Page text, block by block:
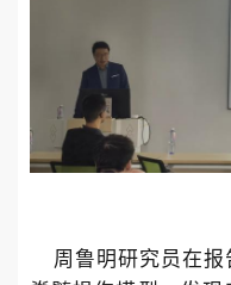
周鲁明研究员在报